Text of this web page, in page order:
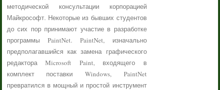
методической консультации корпорацией
Майкрософт. Некоторые из бывших студентов
до сих пор принимают участие в разработке
программы PaintNet. PaintNet, изначально
предполагавшийся как замена графического
редактора Microsoft Paint, входящего в
комплект поставки Windows, PaintNet
превратился в мощный и простой инструмент